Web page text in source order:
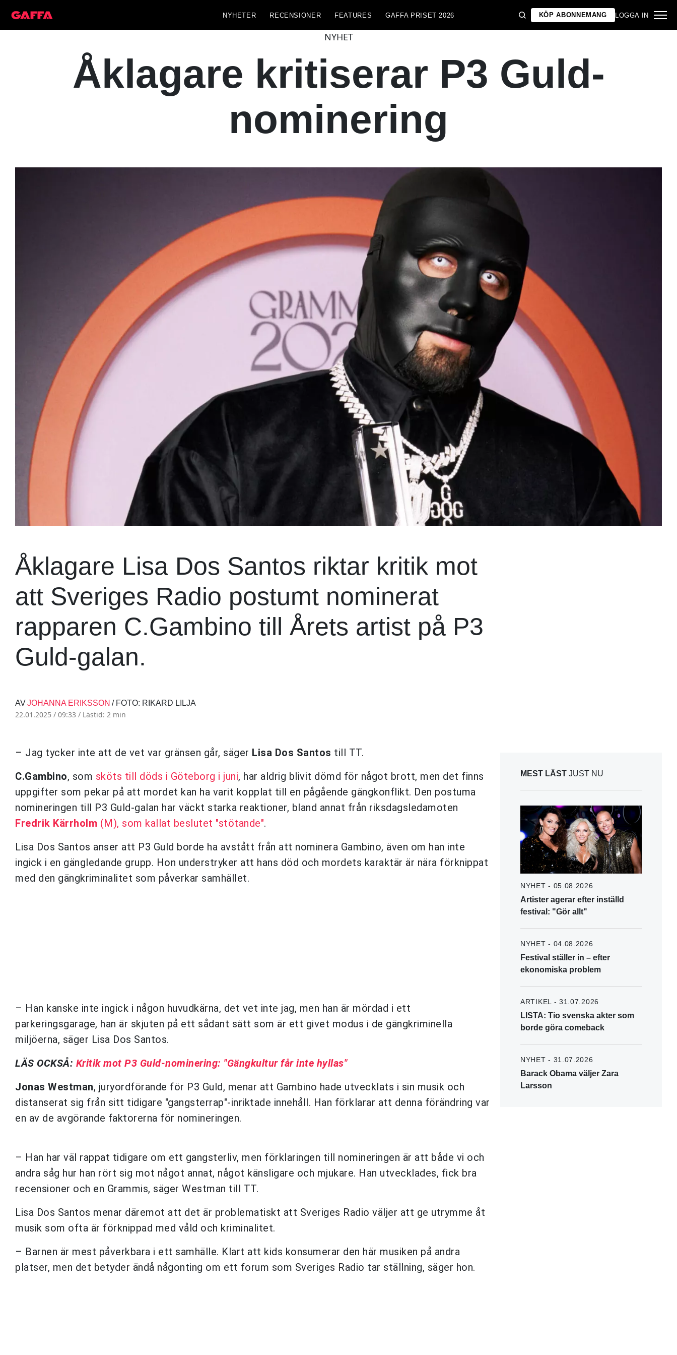
NYHETER RECENSIONER FEATURES GAFFA PRISET 2026 KÖP ABONNEMANG LOGGA IN
NYHET
Åklagare kritiserar P3 Guld-
nominering
Åklagare Lisa Dos Santos riktar kritik mot
att Sveriges Radio postumt nominerat
rapparen C.Gambino till Årets artist på P3
Guld-galan.
AVJOHANNA ERIKSSON / FOTO: RIKARD LILJA
22.01.2025 / 09:33 / Lästid: 2 min
– Jag tycker inte att de vet var gränsen går, säger Lisa Dos Santos till TT.
C.Gambino, som sköts till döds i Göteborg i juni, har aldrig blivit dömd för något brott, men det finns
uppgifter som pekar på att mordet kan ha varit kopplat till en pågående gängkonflikt. Den postuma
nomineringen till P3 Guld-galan har väckt starka reaktioner, bland annat från riksdagsledamoten
Fredrik Kärrholm (M), som kallat beslutet "stötande".
Lisa Dos Santos anser att P3 Guld borde ha avstått från att nominera Gambino, även om han inte
ingick i en gängledande grupp. Hon understryker att hans död och mordets karaktär är nära förknippat
med den gängkriminalitet som påverkar samhället.
– Han kanske inte ingick i någon huvudkärna, det vet inte jag, men han är mördad i ett
parkeringsgarage, han är skjuten på ett sådant sätt som är ett givet modus i de gängkriminella
miljöerna, säger Lisa Dos Santos.
LÄS OCKSÅ: Kritik mot P3 Guld-nominering: "Gängkultur får inte hyllas"
Jonas Westman, juryordförande för P3 Guld, menar att Gambino hade utvecklats i sin musik och
distanserat sig från sitt tidigare "gangsterrap"-inriktade innehåll. Han förklarar att denna förändring var
en av de avgörande faktorerna för nomineringen.
– Han har väl rappat tidigare om ett gangsterliv, men förklaringen till nomineringen är att både vi och
andra såg hur han rört sig mot något annat, något känsligare och mjukare. Han utvecklades, fick bra
recensioner och en Grammis, säger Westman till TT.
Lisa Dos Santos menar däremot att det är problematiskt att Sveriges Radio väljer att ge utrymme åt
musik som ofta är förknippad med våld och kriminalitet.
– Barnen är mest påverkbara i ett samhälle. Klart att kids konsumerar den här musiken på andra
platser, men det betyder ändå någonting om ett forum som Sveriges Radio tar ställning, säger hon.
MEST LÄST JUST NU
NYHET - 05.08.2026
Artister agerar efter inställd
festival: "Gör allt"
NYHET - 04.08.2026
Festival ställer in – efter
ekonomiska problem
ARTIKEL - 31.07.2026
LISTA: Tio svenska akter som
borde göra comeback
NYHET - 31.07.2026
Barack Obama väljer Zara
Larsson